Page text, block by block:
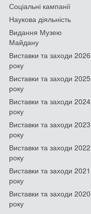
Соціальні кампанії
Наукова діяльність
Видання Музею
Майдану
Виставки та заходи 2026
року
Виставки та заходи 2025
року
Виставки та заходи 2024
року
Виставки та заходи 2023
року
Виставки та заходи 2022
року
Виставки та заходи 2021
року
Виставки та заходи 2020
року